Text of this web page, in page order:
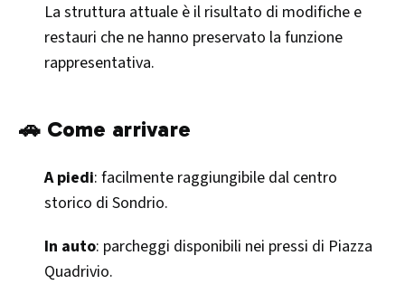
La struttura attuale è il risultato di modifiche e
restauri che ne hanno preservato la funzione
rappresentativa.​
🚗 Come arrivare
A piedi: facilmente raggiungibile dal centro
storico di Sondrio.
In auto: parcheggi disponibili nei pressi di Piazza
Quadrivio.